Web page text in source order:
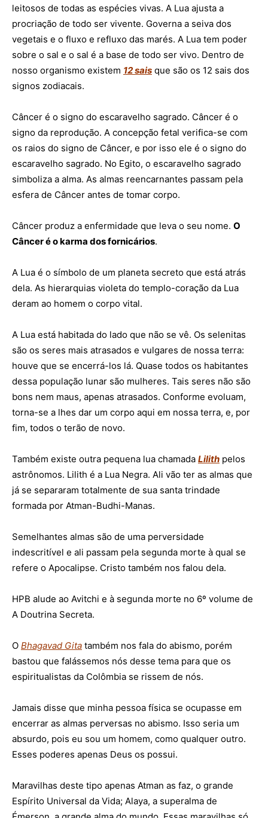
leitosos de todas as espécies vivas. A Lua ajusta a
procriação de todo ser vivente. Governa a seiva dos
vegetais e o fluxo e refluxo das marés. A Lua tem poder
sobre o sal e o sal é a base de todo ser vivo. Dentro de
nosso organismo existem 12 sais que são os 12 sais dos
signos zodiacais.
Câncer é o signo do escaravelho sagrado. Câncer é o
signo da reprodução. A concepção fetal verifica-se com
os raios do signo de Câncer, e por isso ele é o signo do
escaravelho sagrado. No Egito, o escaravelho sagrado
simboliza a alma. As almas reencarnantes passam pela
esfera de Câncer antes de tomar corpo.
Câncer produz a enfermidade que leva o seu nome. O
Câncer é o karma dos fornicários.
A Lua é o símbolo de um planeta secreto que está atrás
dela. As hierarquias violeta do templo-coração da Lua
deram ao homem o corpo vital.
A Lua está habitada do lado que não se vê. Os selenitas
são os seres mais atrasados e vulgares de nossa terra:
houve que se encerrá-los lá. Quase todos os habitantes
dessa população lunar são mulheres. Tais seres não são
bons nem maus, apenas atrasados. Conforme evoluam,
torna-se a lhes dar um corpo aqui em nossa terra, e, por
fim, todos o terão de novo.
Também existe outra pequena lua chamada Lilith pelos
astrônomos. Lilith é a Lua Negra. Ali vão ter as almas que
já se separaram totalmente de sua santa trindade
formada por Atman-Budhi-Manas.
Semelhantes almas são de uma perversidade
indescritível e ali passam pela segunda morte à qual se
refere o Apocalipse. Cristo também nos falou dela.
HPB alude ao Avitchi e à segunda morte no 6º volume de
A Doutrina Secreta.
O Bhagavad Gita também nos fala do abismo, porém
bastou que falássemos nós desse tema para que os
espiritualistas da Colômbia se rissem de nós.
Jamais disse que minha pessoa física se ocupasse em
encerrar as almas perversas no abismo. Isso seria um
absurdo, pois eu sou um homem, como qualquer outro.
Esses poderes apenas Deus os possui.
Maravilhas deste tipo apenas Atman as faz, o grande
Espírito Universal da Vida; Alaya, a superalma de